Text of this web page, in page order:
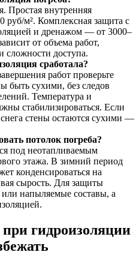
Простая внутренняя
руб/м². Комплексная защита с
и дренажом — от 3000–
от объема работ,
сложности доступа.
сработала?
работ проверьте
быть сухими, без следов
Температура и
стабилизироваться. Если
стены остаются сухими —
потолок погреба?
под неотапливаемым
этажа. В зимний период
конденсироваться на
сырость. Для защиты
напыляемые составы, а
гидроизоляции